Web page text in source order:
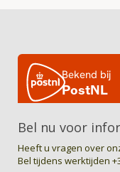
Bel nu voor
Heeft u vragen over
Bel tijdens werktijden